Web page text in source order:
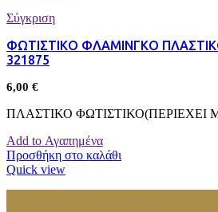
Σύγκριση
ΦΩΤΙΣΤΙΚΟ ΦΛΑΜΙΝΓΚΟ
321875
6,00 €
ΠΛΑΣΤΙΚΟ ΦΩΤΙΣΤΙΚΟ(ΠΕΡΙΕΧΕΙ
Add to Αγαπημένα
Προσθήκη στο καλάθι
Quick view